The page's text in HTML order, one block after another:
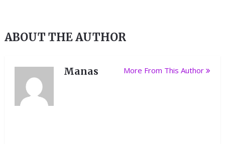
ABOUT THE AUTHOR
Manas More From This Author